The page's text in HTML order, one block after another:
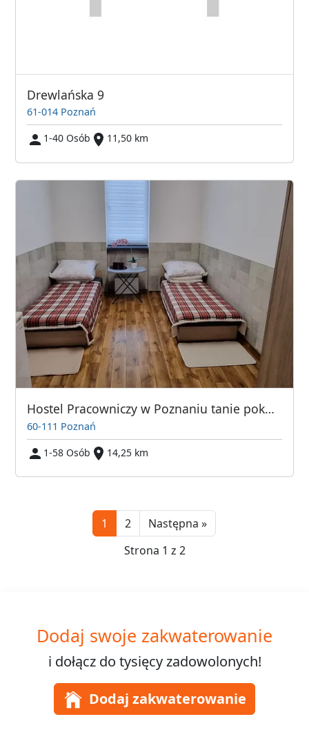
Drewlańska 9
61-014 Poznań
1-40 Osób
11,50 km
Hostel Pracowniczy w Poznaniu tanie pokoje i miejsca noclegowe
60-111 Poznań
1-58 Osób
14,25 km
1 2 Następna »Next
Strona 1 z 2
Dodaj swoje zakwaterowanie
i dołącz do tysięcyzadowolonych!
Dodaj zakwaterowanie